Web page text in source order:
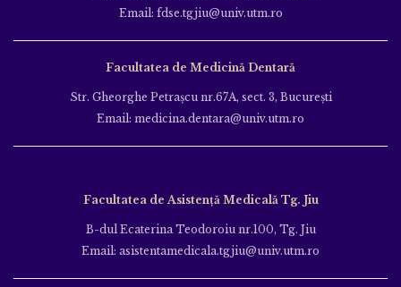
Email: fdse.tgjiu@univ.utm.ro
Facultatea de Medicină Dentară
Str. Gheorghe Petraşcu nr.67A, sect. 3, Bucureşti
Email: medicina.dentara@univ.utm.ro
Facultatea de Asistență Medicală Tg. Jiu
B-dul Ecaterina Teodoroiu nr.100, Tg. Jiu
Email: asistentamedicala.tgjiu@univ.utm.ro